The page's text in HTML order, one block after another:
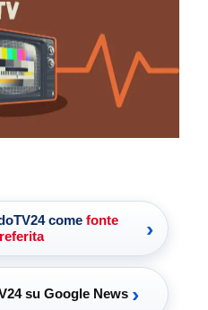
come fonte
›
su Google News ›